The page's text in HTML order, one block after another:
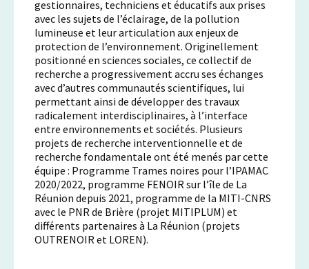
gestionnaires, techniciens et éducatifs aux prises
avec les sujets de l’éclairage, de la pollution
lumineuse et leur articulation aux enjeux de
protection de l’environnement. Originellement
positionné en sciences sociales, ce collectif de
recherche a progressivement accru ses échanges
avec d’autres communautés scientifiques, lui
permettant ainsi de développer des travaux
radicalement interdisciplinaires, à l’interface
entre environnements et sociétés. Plusieurs
projets de recherche interventionnelle et de
recherche fondamentale ont été menés par cette
équipe : Programme Trames noires pour l’IPAMAC
2020/2022, programme FENOIR sur l’île de La
Réunion depuis 2021, programme de la MITI-CNRS
avec le PNR de Brière (projet MITIPLUM) et
différents partenaires à La Réunion (projets
OUTRENOIR et LOREN).